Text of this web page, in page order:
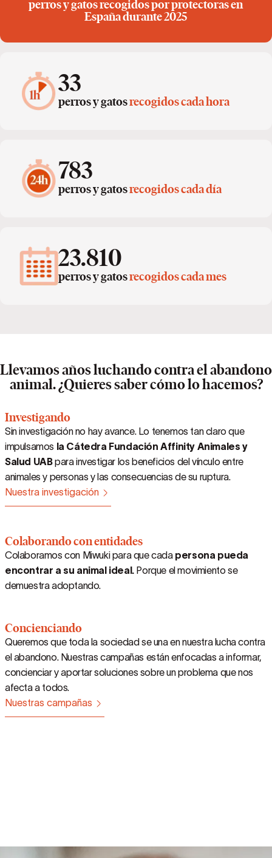
perros y gatos recogidos por protectoras en
España durante 2025
33
perros y gatosrecogidos cada hora
783
perros y gatosrecogidos cada día
23.810
perros y gatosrecogidos cada mes
Llevamos años luchando contra el abandono
animal. ¿Quieres saber cómo lo hacemos?
Investigando
Sin investigación no hay avance. Lo tenemos tan claro que
impulsamos la Cátedra Fundación Affinity Animales y
Salud UABpara investigar los beneficios del vínculo entre
animales y personas y las consecuencias de su ruptura.
Nuestra investigación
Colaborando con entidades
Colaboramos con Miwuki para que cada persona pueda
encontrar a su animal ideal.Porque el movimiento se
demuestra adoptando.
Concienciando
Queremos que toda la sociedad se una en nuestra lucha contra
el abandono. Nuestras campañas están enfocadas a informar,
concienciar y aportar soluciones sobre un problema que nos
afecta a todos.
Nuestras campañas